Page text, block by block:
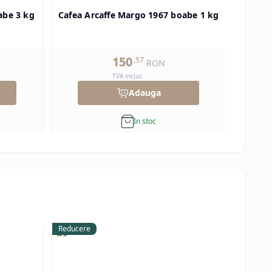
3 kg Cafea Arcaffe Margo 1967 boabe 1 kg
150,57 RON
TVA inclus
Adauga
In stoc
Reducere